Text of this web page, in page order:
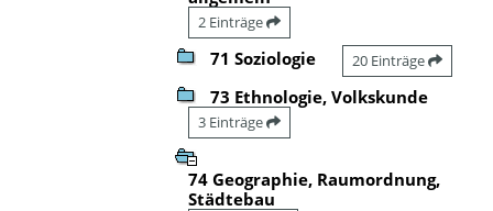
2 Einträge
71 Soziologie 20 Einträge
73 Ethnologie, Volkskunde
3 Einträge
74 Geographie, Raumordnung,
Städtebau